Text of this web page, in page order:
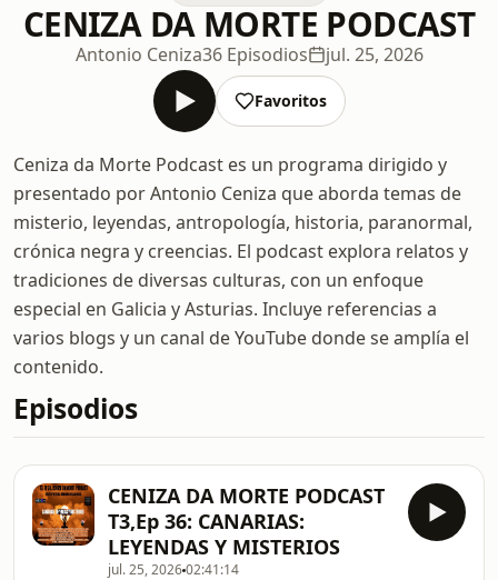
CENIZA DA MORTE PODCAST
Antonio Ceniza36 Episodios jul. 25, 2026
Favoritos
Ceniza da Morte Podcast es un programa dirigido y
presentado por Antonio Ceniza que aborda temas de
misterio, leyendas, antropología, historia, paranormal,
crónica negra y creencias. El podcast explora relatos y
tradiciones de diversas culturas, con un enfoque
especial en Galicia y Asturias. Incluye referencias a
varios blogs y un canal de YouTube donde se amplía el
contenido.
Episodios
CENIZA DA MORTE PODCAST
T3,Ep 36: CANARIAS:
LEYENDAS Y MISTERIOS
jul. 25, 202602:41:14